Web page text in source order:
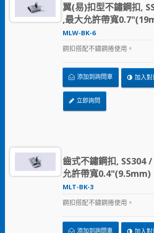
翼(易)扣型不鏽鋼扣,
,最大允許帶寬
MLW-BK-6
鋼扣搭配不鏽鋼捲使用。
添加到詢問車 加入對
立即詢問
齒式不鏽鋼扣, SS304
允許帶寬0.4"(9.5mm)
MLT-BK-3
鋼扣搭配不鏽鋼捲使用。
添加到詢問車 加入對